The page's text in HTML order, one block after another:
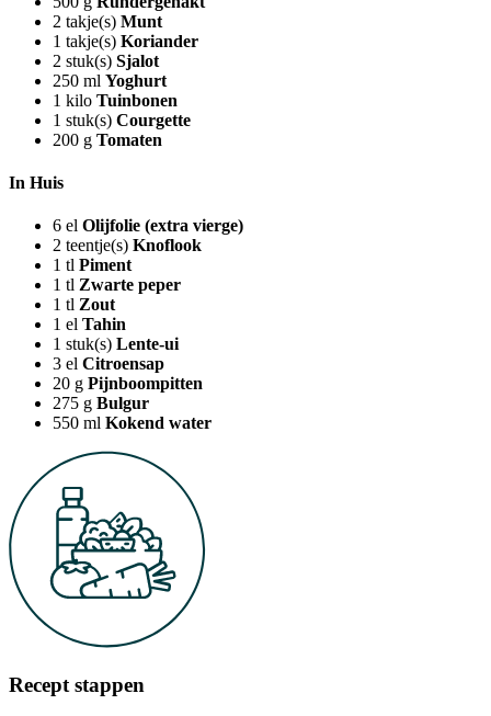
2 takje(s) Munt
1 takje(s) Koriander
2 stuk(s) Sjalot
250 ml Yoghurt
1 kilo Tuinbonen
1 stuk(s) Courgette
200 g Tomaten
In Huis
6 el Olijfolie (extra vierge)
2 teentje(s) Knoflook
1 tl Piment
1 tl Zwarte peper
1 tl Zout
1 el Tahin
1 stuk(s) Lente-ui
3 el Citroensap
20 g Pijnboompitten
275 g Bulgur
550 ml Kokend water
Recept stappen